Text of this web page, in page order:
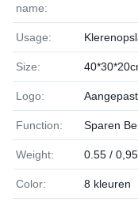
name:
Usage:
Size:
Logo:
Function: Sparen
Weight: 0.55 /
Color: 8 kleuren